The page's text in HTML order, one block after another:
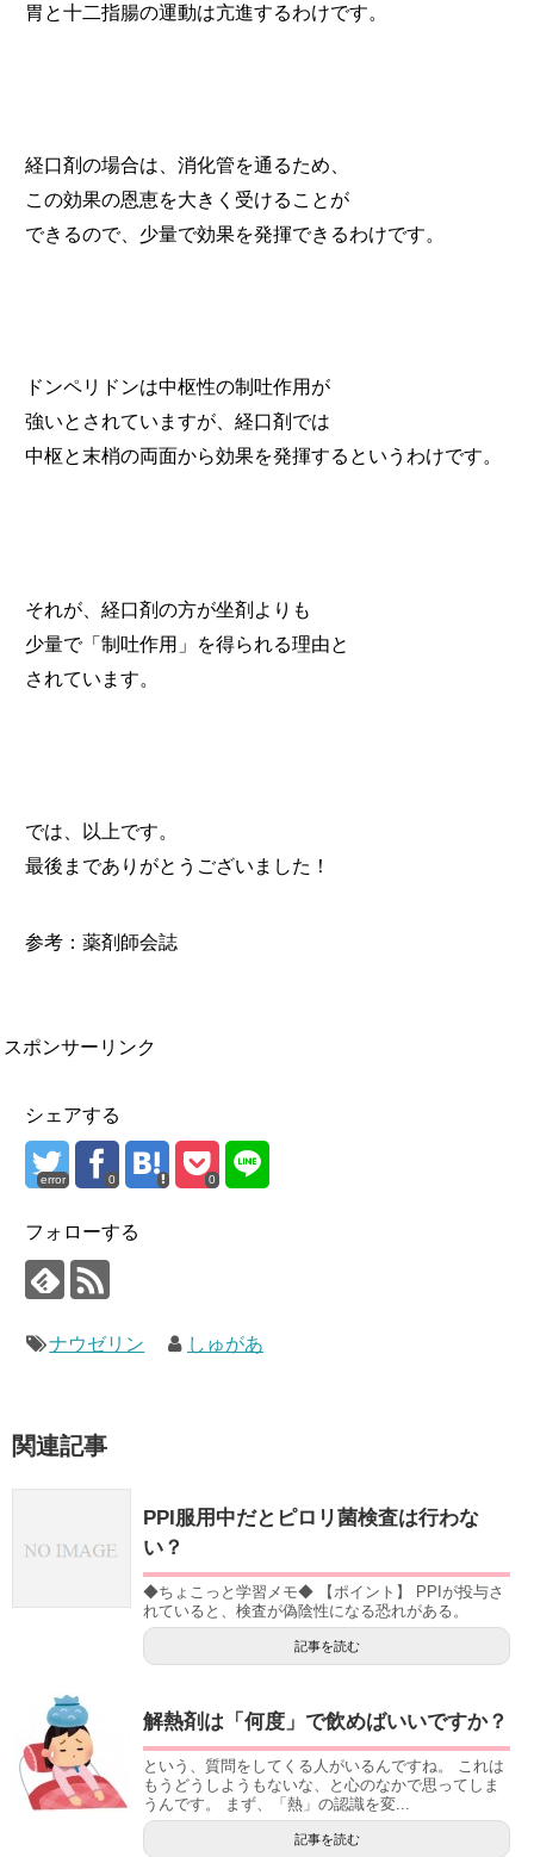
胃と十二指腸の運動は亢進するわけです。
経口剤の場合は、消化管を通るため、
この効果の恩恵を大きく受けることが
できるので、少量で効果を発揮できるわけです。
ドンペリドンは中枢性の制吐作用が
強いとされていますが、経口剤では
中枢と末梢の両面から効果を発揮するというわけです。
それが、経口剤の方が坐剤よりも
少量で「制吐作用」を得られる理由と
されています。
では、以上です。
最後までありがとうございました！
参考：薬剤師会誌
スポンサーリンク
シェアする
error 0 0
フォローする
ナウゼリン しゅがあ
関連記事
PPI服用中だとピロリ菌検査は行わな
い？
◆ちょこっと学習メモ◆ 【ポイント】 PPIが投与さ
れていると、検査が偽陰性になる恐れがある。
記事を読む
解熱剤は「何度」で飲めばいいですか？
という、質問をしてくる人がいるんですね。 これは
もうどうしようもないな、と心のなかで思ってしま
うんです。 まず、「熱」の認識を変...
記事を読む